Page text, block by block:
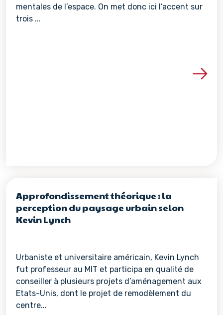
mentales de l’espace. On met donc ici l’accent sur
trois ...
Voir les détails de la
Approfondissement théorique : la
perception du paysage urbain selon
Kevin Lynch
Urbaniste et universitaire américain, Kevin Lynch
fut professeur au MIT et participa en qualité de
conseiller à plusieurs projets d’aménagement aux
Etats-Unis, dont le projet de remodèlement du
centre...